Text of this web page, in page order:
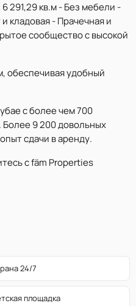
291,29 кв.м - Без мебели -
кладовая - Прачечная и
сообщество с высокой
обеспечивая удобный
с более чем 700
Более 9 200 довольных
сдачи в аренду.
с fäm Properties
24/7
площадка